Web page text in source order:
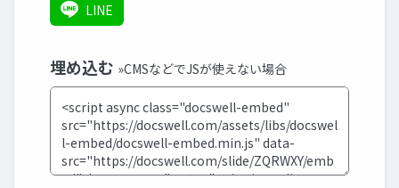
LINE
埋め込む »CMSなどでJSが使えない場合